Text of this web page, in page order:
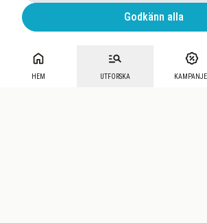
HEM UTFORSKA
Godkänn alla